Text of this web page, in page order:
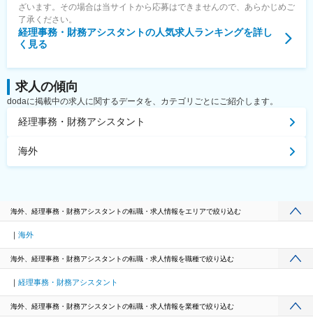
ざいます。その場合は当サイトから応募はできませんので、あらかじめご
了承ください。
経理事務・財務アシスタントの人気求人ランキングを詳し
く見る
求人の傾向
dodaに掲載中の求人に関するデータを、カテゴリごとにご紹介します。
経理事務・財務アシスタント
海外
海外、経理事務・財務アシスタントの転職・求人情報をエリアで絞り込む
海外
海外、経理事務・財務アシスタントの転職・求人情報を職種で絞り込む
経理事務・財務アシスタント
海外、経理事務・財務アシスタントの転職・求人情報を業種で絞り込む